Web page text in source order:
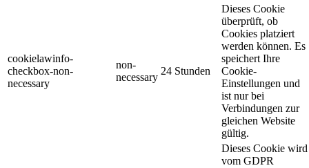
cookielawinfo-
checkbox-non-
necessary
non-
necessary
24 Stunden
Dieses Cookie
überprüft, ob
Cookies platziert
werden können. Es
speichert Ihre
Cookie-
Einstellungen und
ist nur bei
Verbindungen zur
gleichen Website
gültig.
Dieses Cookie wird
vom GDPR